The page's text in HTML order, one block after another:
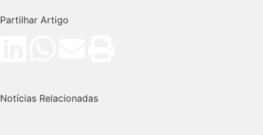
Partilhar Artigo
Notícias Relacionadas